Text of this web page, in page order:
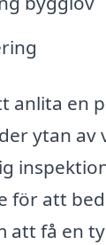
anlita en
ytan av
för att
att få en